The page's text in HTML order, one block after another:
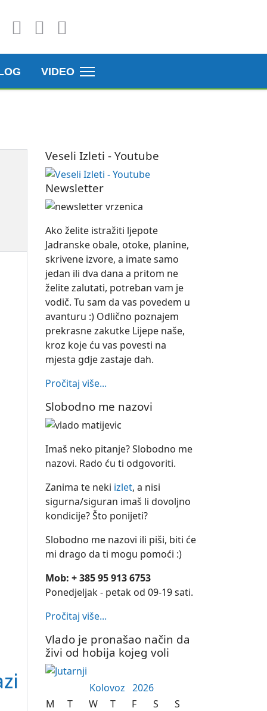
VIDEO
Veseli Izleti - Youtube
Newsletter
Ako želite istražiti ljepote
Jadranske obale, otoke, planine,
skrivene izvore, a imate samo
jedan ili dva dana a pritom ne
želite zalutati, potreban vam je
vodič. Tu sam da vas povedem u
avanturu :) Odlično poznajem
prekrasne zakutke Lijepe naše,
kroz koje ću vas povesti na
mjesta gdje zastaje dah.
Pročitaj više...
Slobodno me nazovi
Imaš neko pitanje? Slobodno me
nazovi. Rado ću ti odgovoriti.
Zanima te neki izlet, a nisi
sigurna/siguran imaš li dovoljno
kondicije? Što ponijeti?
Slobodno me nazovi ili piši, biti će
mi drago da ti mogu pomoći :)
Mob: + 385 95 913 6753
Ponedjeljak - petak od 09-19 sati.
Pročitaj više...
Vlado je pronašao način da
živi od hobija kojeg voli
Kolovoz 2026
M
T W T F S
S